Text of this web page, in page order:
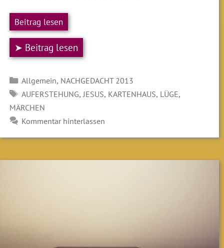
Beitrag lesen
➤ Beitrag lesen
Kategorien
Allgemein, NACHGEDACHT 2013
SCHLAGWÖRTER
AUFERSTEHUNG,JESUS, KARTENHAUS, LÜGE,
MÄRCHEN
Kommentar hinterlassen